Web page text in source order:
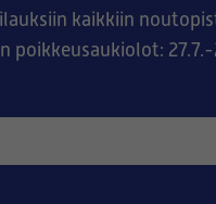
kaikkiin
poikkeusaukiolot: